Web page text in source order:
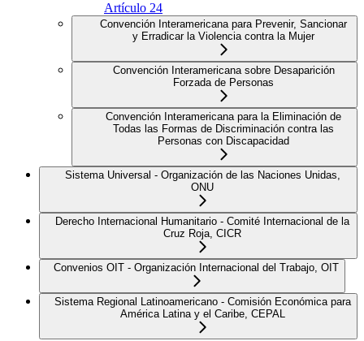
Artículo 24
Convención Interamericana para Prevenir, Sancionar
y Erradicar la Violencia contra la Mujer
Convención Interamericana sobre Desaparición
Forzada de Personas
Convención Interamericana para la Eliminación de
Todas las Formas de Discriminación contra las
Personas con Discapacidad
Sistema Universal - Organización de las Naciones Unidas,
ONU
Derecho Internacional Humanitario - Comité Internacional de la
Cruz Roja, CICR
Convenios OIT - Organización Internacional del Trabajo, OIT
Sistema Regional Latinoamericano - Comisión Económica para
América Latina y el Caribe, CEPAL